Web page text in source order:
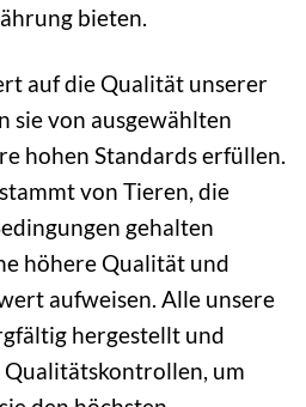
bieten.
auf die Qualität unserer
sie von ausgewählten
hohen Standards erfüllen.
von Tieren, die
gehalten
höhere Qualität und
aufweisen. Alle unsere
hergestellt und
um